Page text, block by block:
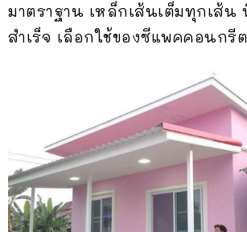
มาตราฐาน เหล็กเส้นเต็มทุกเส้น
สำเร็จ เลือกใช้ของซีแพคคอนกรีต